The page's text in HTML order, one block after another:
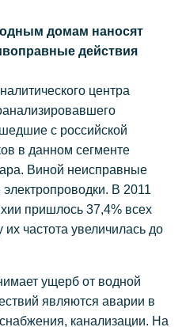
домам наносят
действия
центра
с российской
в данном сегменте
Виной неисправные
В 2011
пришлось 37,4% всех
частота увеличилась до
ущерб от водной
являются аварии в
канализации. На